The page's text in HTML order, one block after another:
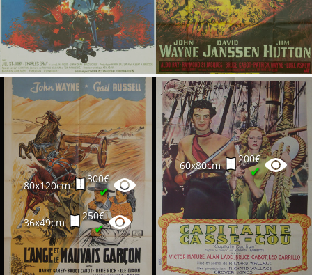
80x120cm
300€
✔
36x49cm
250€
✔
60x80cm
200€
✔